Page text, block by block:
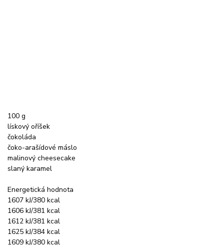
100 g
lískový oříšek
čokoláda
čoko-arašídové máslo
malinový cheesecake
slaný karamel
Energetická hodnota
1607 kJ/380 kcal
1606 kJ/381 kcal
1612 kJ/381 kcal
1625 kJ/384 kcal
1609 kJ/380 kcal